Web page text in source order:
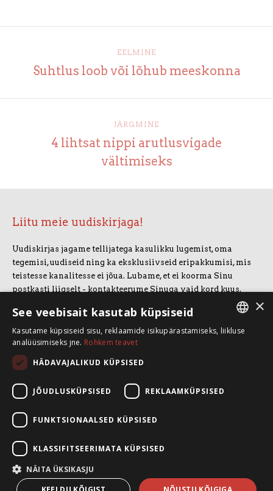
EELMINE
Suhtlus loob või lõhub meeskonna
JÄRGMINE
4 lihtsat nippi arutlusvigade
vältimiseks
Liitu meie uudiskirjaga!
Uudiskirjas jagame tellijatega kasulikku lugemist, oma
tegemisi, uudiseid ning ka eksklusiivseid eripakkumisi, mis
teistesse kanalitesse ei jõua. Lubame, et ei koorma Sinu
postkasti liigselt - kontakteerume Sinuga vaid kord kuus.
LIITUN UUDISKIRJAGA
Koolitusruum ja kontor: Telliskivi 60/A3, 10412 Tallinn
+372 5388 4854
info@speaksmart.ee
Leia meid sotsiaalmeediast:
Facebook
LinkedIn
Instagram
×
See veebisait kasutab küpsiseid
Kasutame küpsiseid sisu, reklaamide isikupärastamiseks, liikluse
analüüsimiseks jne. Rohkem teavet
HÄDAVAJALIKUD KÜPSISED
JÕUDLUSKÜPSISED REKLAAMKÜPSISED
FUNKTSIONAALSED KÜPSISED
KLASSIFITSEERIMATA KÜPSISED
NÄITA ÜKSIKASJU